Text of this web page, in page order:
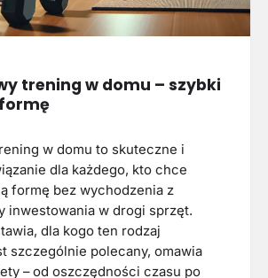
trening w domu – szybki
w domu to skuteczne i
dla każdego, kto chce
formę bez wychodzenia z
inwestowania w drogi sprzęt.
dla kogo ten rodzaj
szczególnie polecany, omawia
– od oszczędności czasu po